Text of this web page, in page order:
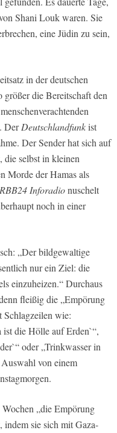
Shani Louk waren. Sie
eine Jüdin zu sein,
in der deutschen
größer die Bereitschaft den
DerDeutschlandfunkist
Der Sender hat sich auf
die selbst in kleinen
Morde der Hamas als
RBB24 Inforadionuschelt
noch in einer
„Der bildgewaltige
nur ein Ziel: die
einzuheizen.“ Durchaus
fleißig die „Empörung
Schlagzeilen wie:
ist die Hölle auf Erden`“,
oder „Trinkwasser in
von einem
„die Empörung
indem sie sich mit Gaza-